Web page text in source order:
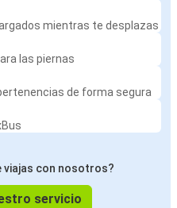
mientras te desplazas
las piernas
de forma segura
viajas con nosotros?
servicio